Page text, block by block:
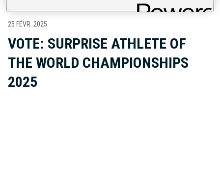
25 FÉVR. 2025
VOTE: SURPRISE ATHLETE OF
THE WORLD CHAMPIONSHIPS
2025